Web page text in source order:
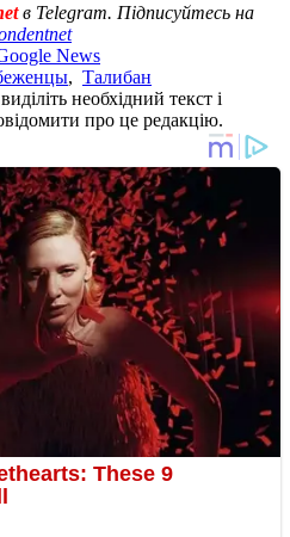
в Telegram. Підписуйтесь на
News
, Талибан
необхідний текст і
про це редакцію.